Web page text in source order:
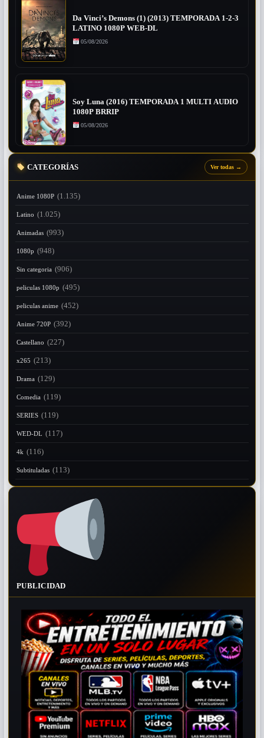
Da Vinci’s Demons (1) (2013) TEMPORADA 1-2-3
LATINO 1080P WEB-DL
05/08/2026
Soy Luna (2016) TEMPORADA 1 MULTI AUDIO
1080P BRRIP
05/08/2026
CATEGORÍAS Ver todas →
Anime 1080P (1.135)
Latino (1.025)
Animadas (993)
1080p (948)
Sin categoria (906)
peliculas 1080p (495)
peliculas anime (452)
Anime 720P (392)
Castellano (227)
x265 (213)
Drama (129)
Comedia (119)
SERIES (119)
WED-DL (117)
4k (116)
Subtituladas (113)
PUBLICIDAD